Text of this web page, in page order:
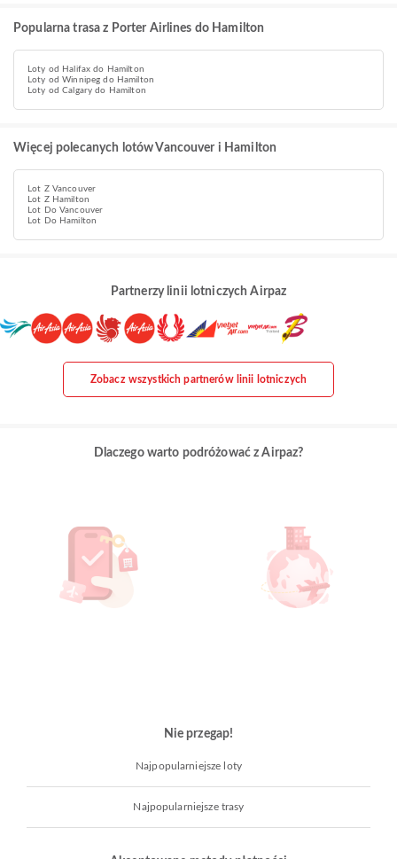
Popularna trasa z Porter Airlines do Hamilton
Loty od Halifax do Hamilton
Loty od Winnipeg do Hamilton
Loty od Calgary do Hamilton
Więcej polecanych lotów Vancouver i Hamilton
Lot Z Vancouver
Lot Z Hamilton
Lot Do Vancouver
Lot Do Hamilton
Partnerzy linii lotniczych Airpaz
Zobacz wszystkich partnerów linii lotniczych
Dlaczego warto podróżować z Airpaz?
Nie przegap!
Najpopularniejsze loty
Najpopularniejsze trasy